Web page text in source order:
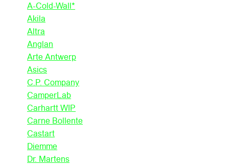
A-Cold-Wall*
Akila
Altra
Anglan
Arte Antwerp
Asics
C.P. Company
CamperLab
Carhartt WIP
Carne Bollente
Castart
Diemme
Dr. Martens